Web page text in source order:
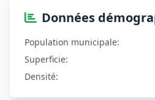
Données
Population municipale:
Superficie:
Densité: